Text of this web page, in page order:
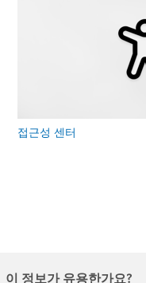
접근성 센터
이 정보가 유용한가요?